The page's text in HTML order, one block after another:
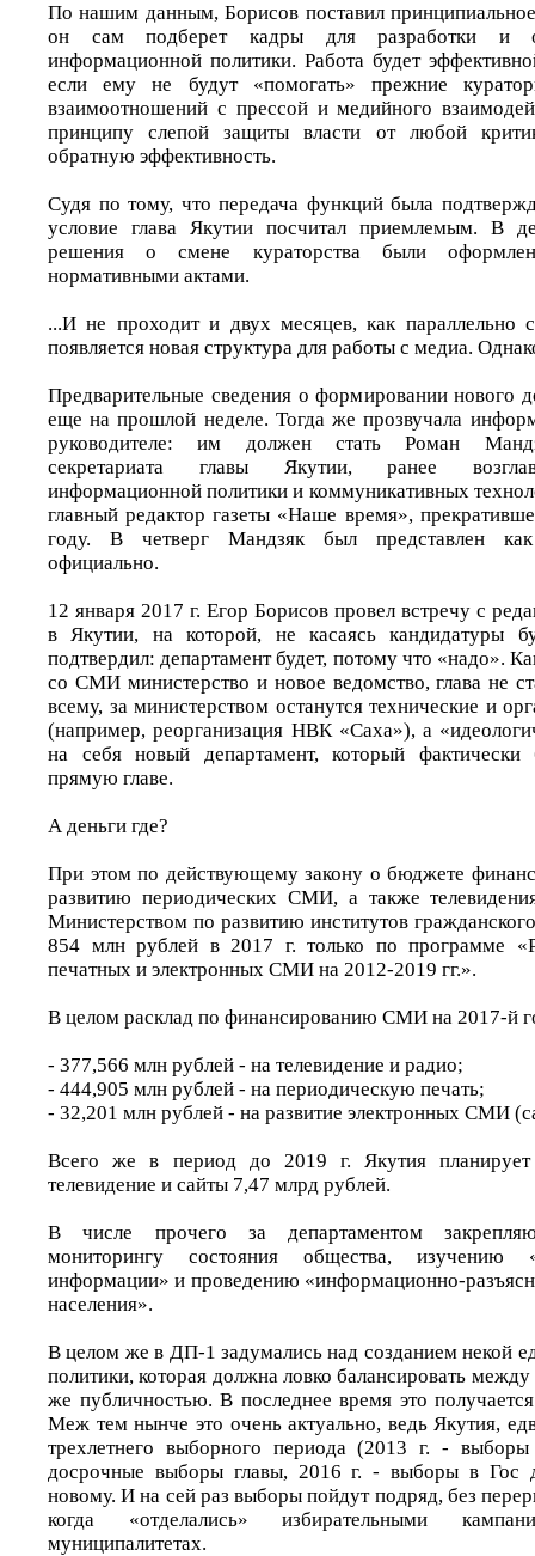
По нашим данным, Борисов поставил
он сам подберет кадры для разработки и
информационной политики. Работа будет
если ему не будут «помогать» прежние
взаимоотношений с прессой и медийного
принципу слепой защиты власти от любой
обратную эффективность.
Судя по тому, что передача функций была
условие глава Якутии посчитал приемлемым. В
решения о смене кураторства были
нормативными актами.
...И не проходит и двух месяцев, как параллельно
появляется новая структура для работы с медиа.
Предварительные сведения о формировании нового
еще на прошлой неделе. Тогда же прозвучала
руководителе: им должен стать Роман
секретариата главы Якутии, ранее
информационной политики и коммуникативных
главный редактор газеты «Наше время»,
году. В четверг Мандзяк был представлен как
официально.
12 января 2017 г. Егор Борисов провел встречу с
в Якутии, на которой, не касаясь кандидатуры
подтвердил: департамент будет, потому что «надо».
со СМИ министерство и новое ведомство, глава не
всему, за министерством останутся технические и
(например, реорганизация НВК «Саха»), а
на себя новый департамент, который фактически
прямую главе.
А деньги где?
При этом по действующему закону о бюджете
развитию периодических СМИ, а также
Министерством по развитию институтов
854 млн рублей в 2017 г. только по программе
печатных и электронных СМИ на 2012-2019 гг.».
В целом расклад по финансированию СМИ на 2017-й
- 377,566 млн рублей - на телевидение и радио;
- 444,905 млн рублей - на периодическую печать;
- 32,201 млн рублей - на развитие электронных СМИ
Всего же в период до 2019 г. Якутия планирует
телевидение и сайты 7,47 млрд рублей.
В числе прочего за департаментом
мониторингу состояния общества, изучению
информации» и проведению «информационно-
населения».
В целом же в ДП-1 задумались над созданием некой
политики, которая должна ловко балансировать
же публичностью. В последнее время это
Меж тем нынче это очень актуально, ведь Якутия,
трехлетнего выборного периода (2013 г. -
досрочные выборы главы, 2016 г. - выборы в Гос
новому. И на сей раз выборы пойдут подряд, без
когда «отделались» избирательными
муниципалитетах.